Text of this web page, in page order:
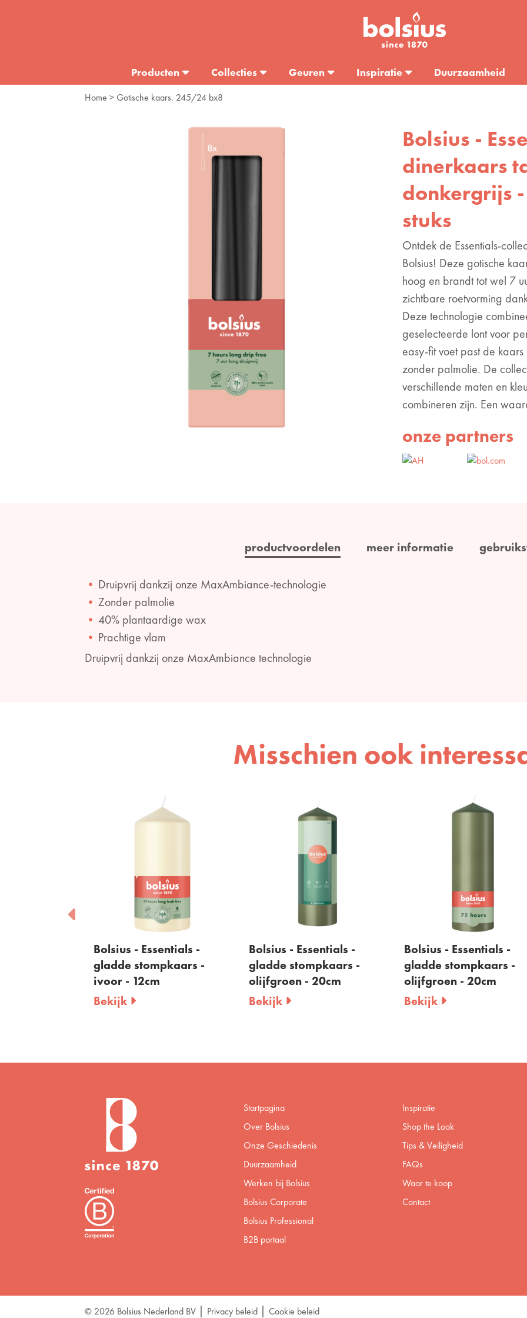
Producten Collecties Geuren Inspiratie Duurzaamheid
Home > Gotische kaars. 245/24 bx8
Bolsius -
dinerkaars
donkergrijs
stuks
Ontdek de Essentials-
Bolsius! Deze gotische
hoog en brandt tot wel 7
zichtbare roetvorming
Deze technologie
geselecteerde lont voor
easy-fit voet past de
zonder palmolie. De
verschillende maten en
combineren zijn. Een
onze partners
productvoordelen meer informatie
Druipvrij dankzij onze MaxAmbiance-technologie
Zonder palmolie
40% plantaardige wax
Prachtige vlam
Druipvrij dankzij onze MaxAmbiance technologie
Misschien ook
Bolsius - Essentials -
gladde stompkaars -
ivoor - 12cm
Bekijk
Bolsius - Essentials -
gladde stompkaars -
olijfgroen - 20cm
Bekijk
Bolsius - Essentials -
gladde stompkaars -
olijfgroen - 20cm
Bekijk
Startpagina
Over Bolsius
Onze Geschiedenis
Duurzaamheid
Werken bij Bolsius
Bolsius Corporate
Bolsius Professional
B2B portaal
Inspiratie
Shop the Look
Tips & Veiligheid
FAQs
Waar te koop
Contact
© 2026 Bolsius Nederland BV Privacy beleid Cookie beleid